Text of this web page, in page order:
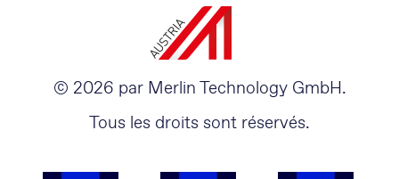
© 2026 par Merlin Technology GmbH.
Tous les droits sont réservés.